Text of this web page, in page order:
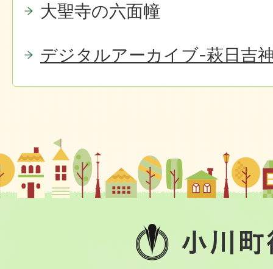
大聖寺の六面幢
デジタルアーカイブ-萩日吉
小
川